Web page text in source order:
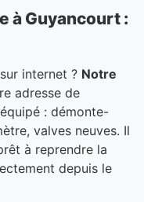
à Guyancourt :
internet ? Notre
adresse de
: démonte-
valves neuves. Il
à reprendre la
depuis le